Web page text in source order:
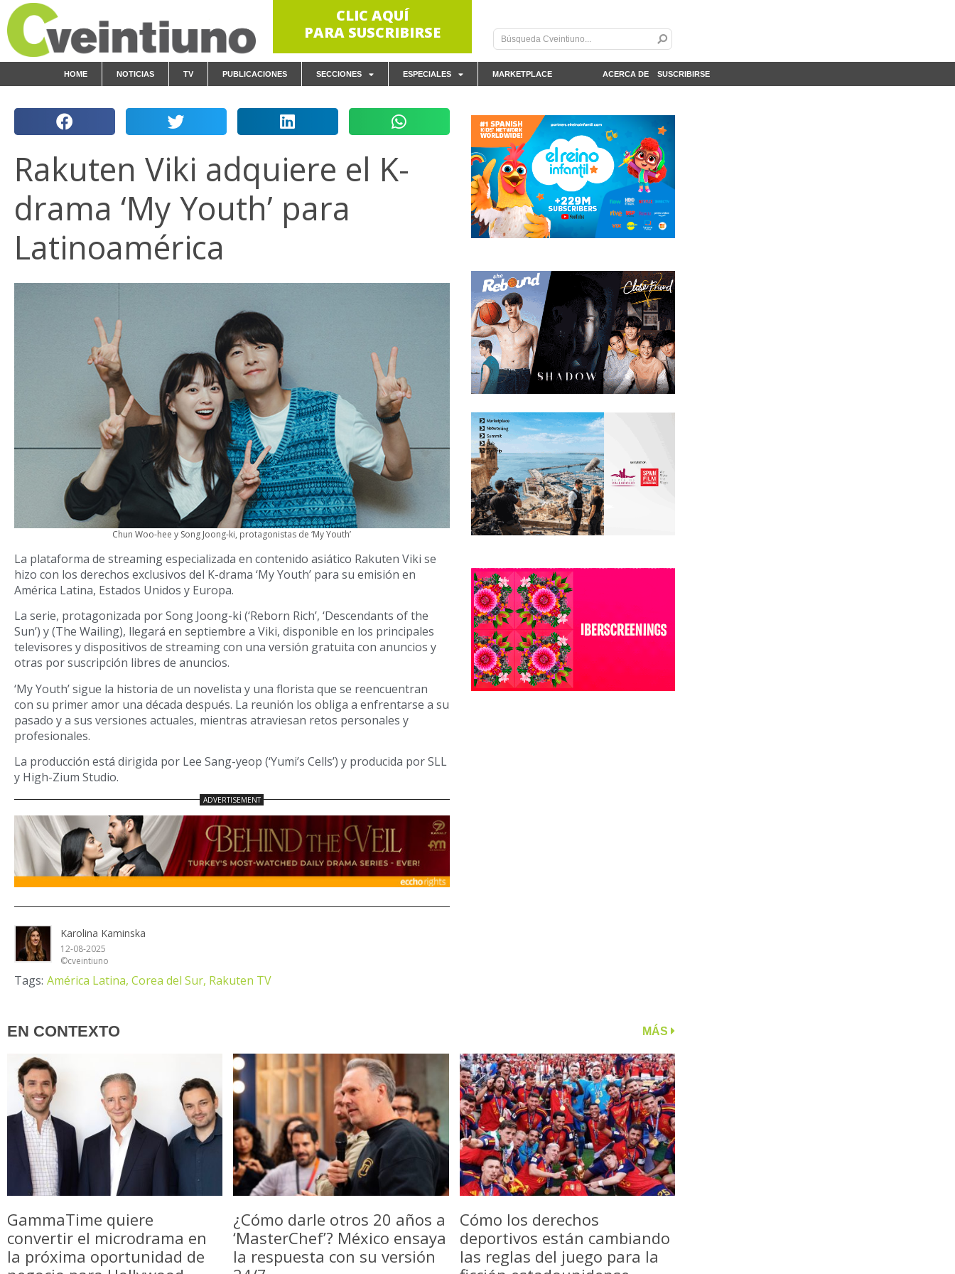
CLIC AQUÍ
PARA SUSCRIBIRSE
ACERCA DE
HOME NOTICIAS TV PUBLICACIONES SECCIONES ESPECIALES MARKETPLACE SUSCRIBIRSE
Rakuten Viki adquiere el K-
drama ‘My Youth’ para
Latinoamérica
Chun Woo-hee y Song Joong-ki, protagonistas de ‘My Youth’
La plataforma de streaming especializada en contenido asiático Rakuten Viki se
hizo con los derechos exclusivos del K-drama ‘My Youth’ para su emisión en
América Latina, Estados Unidos y Europa.
La serie, protagonizada por Song Joong-ki (‘Reborn Rich’, ‘Descendants of the
Sun’) y (The Wailing), llegará en septiembre a Viki, disponible en los principales
televisores y dispositivos de streaming con una versión gratuita con anuncios y
otras por suscripción libres de anuncios.
‘My Youth’ sigue la historia de un novelista y una florista que se reencuentran
con su primer amor una década después. La reunión los obliga a enfrentarse a su
pasado y a sus versiones actuales, mientras atraviesan retos personales y
profesionales.
La producción está dirigida por Lee Sang-yeop (‘Yumi’s Cells’) y producida por SLL
y High-Zium Studio.
Karolina Kaminska
12-08-2025
©cveintiuno
Tags: América Latina, Corea del Sur, Rakuten TV
EN CONTEXTO MÁS
GammaTime quiere
convertir el microdrama en
la próxima oportunidad de
¿Cómo darle otros 20 años a
‘MasterChef’? México ensaya
la respuesta con su versión
Cómo los derechos
deportivos están cambiando
las reglas del juego para la